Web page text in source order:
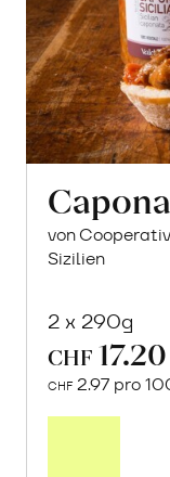
von
Sizilien
2 x 290g
CHF 17.20
CHF 2.97 pro